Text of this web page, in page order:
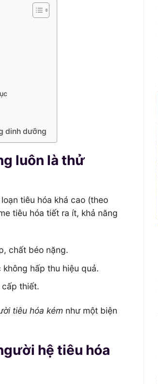
dinh dưỡng
luôn là thử
tiêu hóa khá cao (theo
tiêu hóa tiết ra ít, khả năng
chất béo nặng.
hấp thu hiệu quả.
thiết.
tiêu hóa kém như một biện
hệ tiêu hóa